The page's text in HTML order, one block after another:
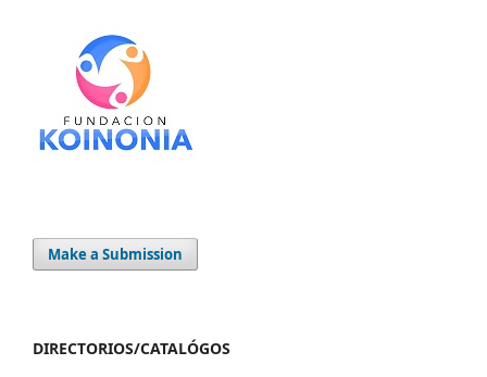
Make a Submission
DIRECTORIOS/CATALÓGOS